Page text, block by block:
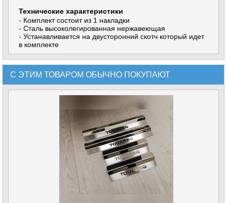
Технические характеристики
- Комплект состоит из 1 накладки
- Сталь высоколегированная нержавеющая
- Устанавливается на двусторонний скотч который идет
в комплекте
С ЭТИМ ТОВАРОМ ОБЫЧНО ПОКУПАЮТ